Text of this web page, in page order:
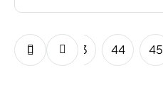
42 43 44 45